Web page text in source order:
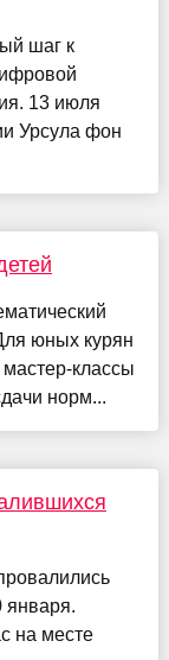
шаг к
13 июля
Урсула фон
юных курян
классы
норм...
января.
на месте